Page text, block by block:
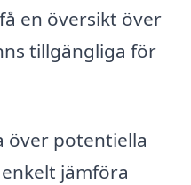
en översikt över
tillgängliga för
över potentiella
jämföra